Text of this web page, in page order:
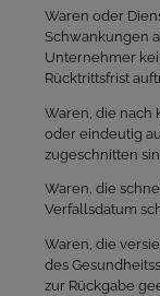
Waren oder
Schwankungen
Unternehmer
Rücktrittsfrist
Waren, die nach
oder eindeutig
zugeschnitten
Waren, die
Verfallsdatum
Waren, die
des
zur Rückgabe